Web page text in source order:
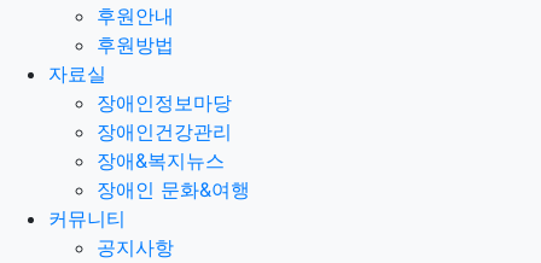
후원안내
후원방법
자료실
장애인정보마당
장애인건강관리
장애&복지뉴스
장애인 문화&여행
커뮤니티
공지사항